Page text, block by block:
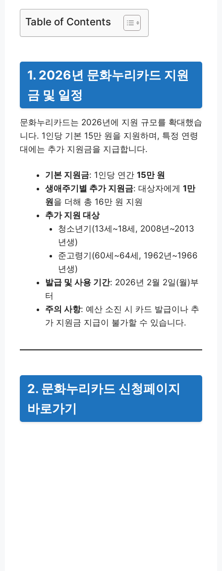
Table of Contents
1. 2026년 문화누리카드 지원
금 및 일정
문화누리카드는 2026년에 지원 규모를 확대했습
니다. 1인당 기본 15만 원을 지원하며, 특정 연령
대에는 추가 지원금을 지급합니다.
기본 지원금: 1인당 연간 15만 원
생애주기별 추가 지원금: 대상자에게 1만
원을 더해 총 16만 원 지원
추가 지원 대상
청소년기(13세~18세, 2008년~2013
년생)
준고령기(60세~64세, 1962년~1966
년생)
발급 및 사용 기간: 2026년 2월 2일(월)부
터
주의 사항: 예산 소진 시 카드 발급이나 추
가 지원금 지급이 불가할 수 있습니다.
2. 문화누리카드 신청페이지
바로가기